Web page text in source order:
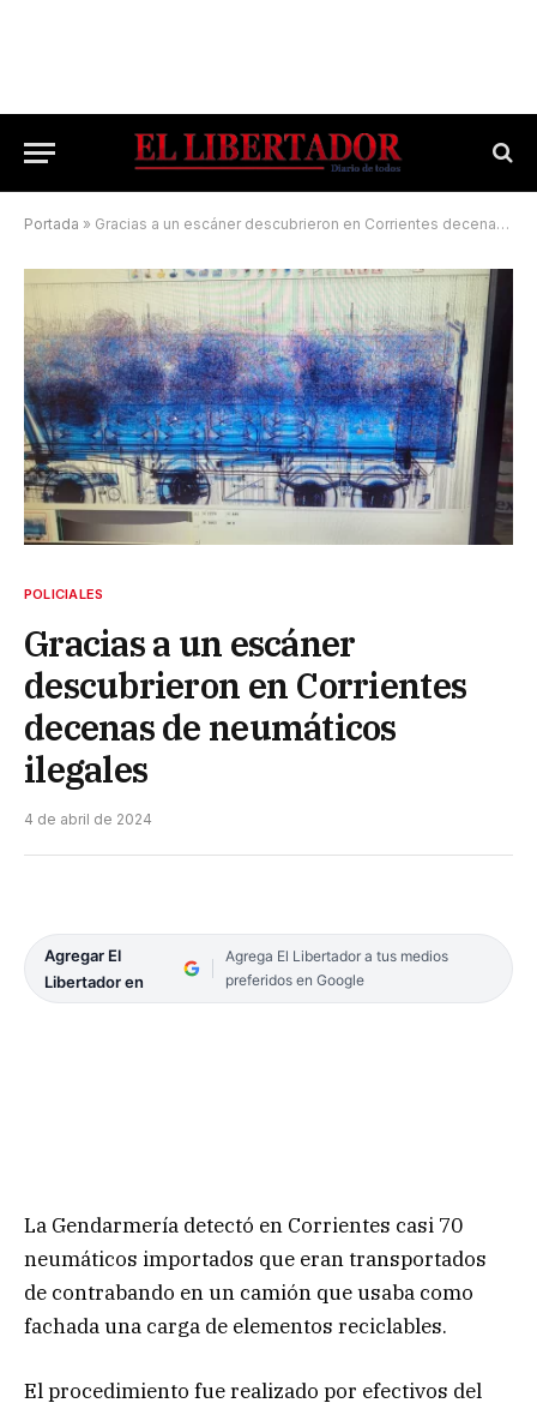
Portada » Gracias a un escáner descubrieron en Corrientes decenas de neumáticos ilegales
POLICIALES
Gracias a un escáner
descubrieron en Corrientes
decenas de neumáticos
ilegales
4 de abril de 2024
Agregar El
Libertador en
Agrega El Libertador a tus medios
preferidos en Google
La Gendarmería detectó en Corrientes casi 70
neumáticos importados que eran transportados
de contrabando en un camión que usaba como
fachada una carga de elementos reciclables.
El procedimiento fue realizado por efectivos del